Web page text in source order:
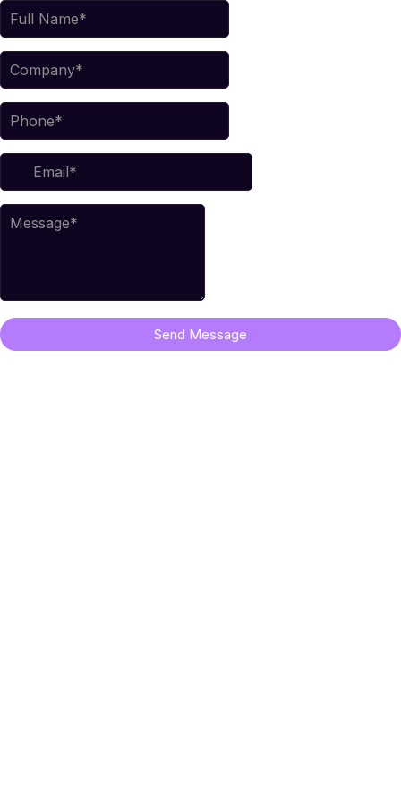
Send Message